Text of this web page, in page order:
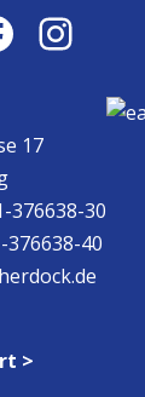
17
376638-30
376638-40
>